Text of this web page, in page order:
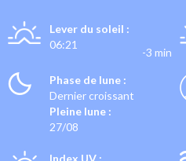
Lever du soleil :
06:21
-3 min
Phase de lune :
Dernier croissant
Pleine lune :
27/08
Index UV :